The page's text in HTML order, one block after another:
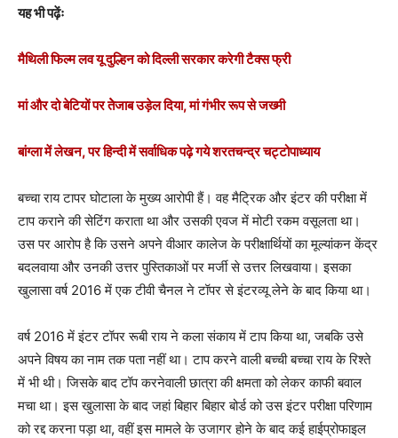
यह भी पढ़ेंः
मैथिली फिल्म लव यू दुल्हिन को दिल्ली सरकार करेगी टैक्स फ्री
मां और दो बेटियों पर तेेजाब उड़ेल दिया, मां गंभीर रूप से जख्मी
बांग्ला में लेखन, पर हिन्दी में सर्वाधिक पढ़े गये शरतचन्द्र चट्टोपाध्याय
बच्चा राय टापर घोटाला के मुख्य आरोपी हैं। वह मैट्रिक और इंटर की परीक्षा में
टाप कराने की सेटिंग कराता था और उसकी एवज में मोटी रकम वसूलता था।
उस पर आरोप है कि उसने अपने वीआर कालेज के परीक्षार्थियों का मूल्यांकन केंद्र
बदलवाया और उनकी उत्तर पुस्तिकाओं पर मर्जी से उत्तर लिखवाया। इसका
खुलासा वर्ष 2016 में एक टीवी चैनल ने टॉपर से इंटरव्यू लेने के बाद किया था।
वर्ष 2016 में इंटर टॉपर रूबी राय ने कला संकाय में टाप किया था, जबकि उसे
अपने विषय का नाम तक पता नहीं था। टाप करने वाली बच्ची बच्चा राय के रिश्ते
में भी थी। जिसके बाद टॉप करनेवाली छात्रा की क्षमता को लेकर काफी बवाल
मचा था। इस खुलासा के बाद जहां बिहार बिहार बोर्ड को उस इंटर परीक्षा परिणाम
को रद्द करना पड़ा था, वहीं इस मामले के उजागर होने के बाद कई हाईप्रोफाइल